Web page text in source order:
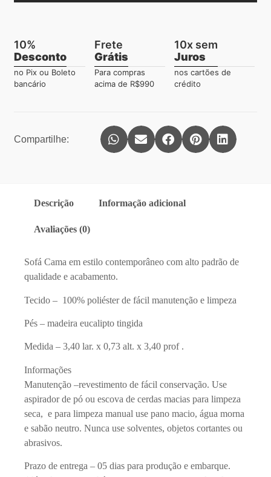
10%
Desconto
no Pix ou Boleto
bancário
Frete
Grátis
Para compras
acima de R$990
10x sem
Juros
nos cartões de
crédito
Compartilhe:
Descrição Informação adicional
Avaliações (0)
Sofá Cama em estilo contemporâneo com alto padrão de
qualidade e acabamento.
Tecido – 100% poliéster de fácil manutenção e limpeza
Pés – madeira eucalipto tingida
Medida – 3,40 lar. x 0,73 alt. x 3,40 prof .
Informações
Manutenção –revestimento de fácil conservação. Use
aspirador de pó ou escova de cerdas macias para limpeza
seca, e para limpeza manual use pano macio, água morna
e sabão neutro. Nunca use solventes, objetos cortantes ou
abrasivos.
Prazo de entrega – 05 dias para produção e embarque.